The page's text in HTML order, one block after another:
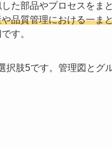
た部品やプロセスをま
品質管理における一ま
す。
択肢5です。管理図と